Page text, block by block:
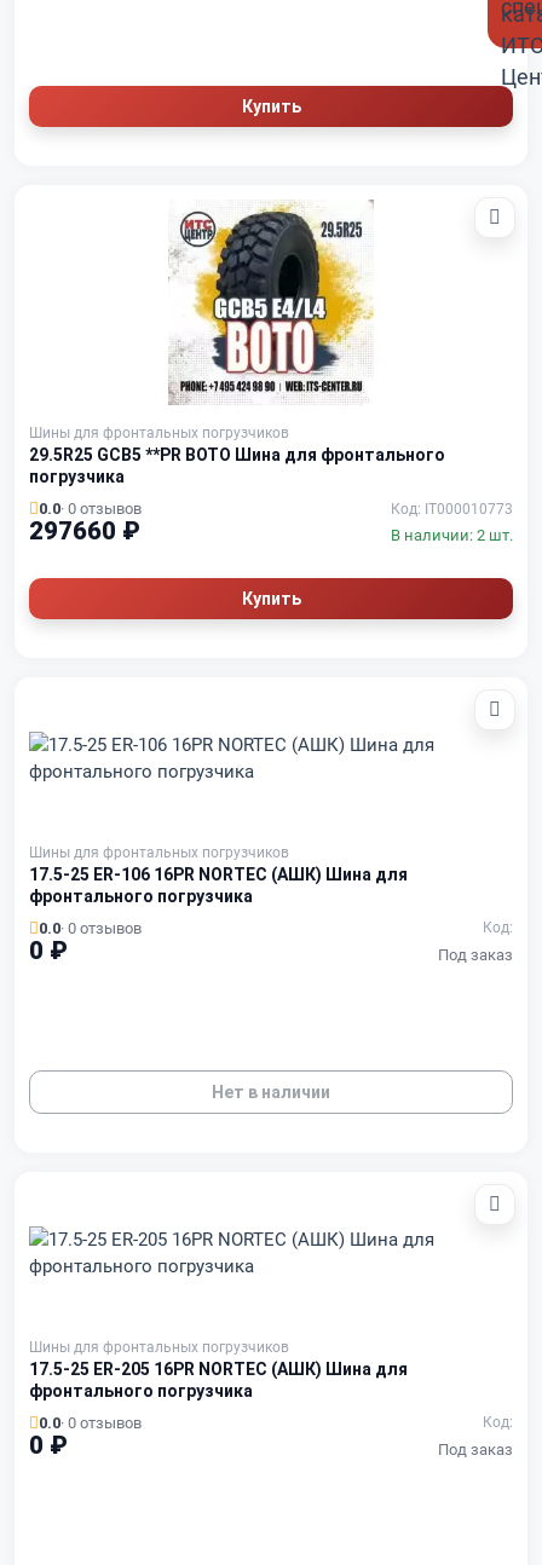
Купить
Шины для фронтальных погрузчиков
29.5R25 GCB5 **PR BOTO Шина для фронтального
погрузчика
0.0· 0 отзывов Код: IT000010773
297660 ₽ В наличии: 2 шт.
Купить
Шины для фронтальных погрузчиков
17.5-25 ER-106 16PR NORTEC (АШК) Шина для
фронтального погрузчика
0.0· 0 отзывов Код:
0 ₽ Под заказ
Нет в наличии
Шины для фронтальных погрузчиков
17.5-25 ER-205 16PR NORTEC (АШК) Шина для
фронтального погрузчика
0.0· 0 отзывов Код:
0 ₽ Под заказ